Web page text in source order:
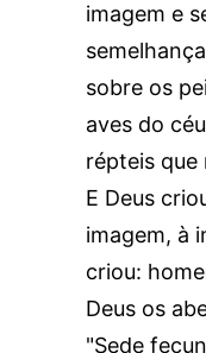
imagem e
sobre os
aves do
répteis que
E Deus
imagem, à
criou:
Deus os
"Sede